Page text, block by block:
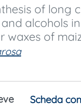
of long
alcohols
waxes of
Scheda